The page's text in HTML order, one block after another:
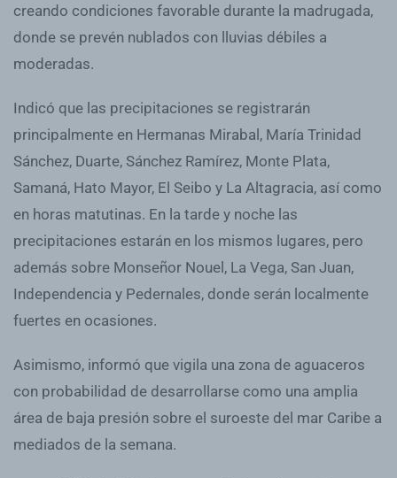
creando condiciones favorable durante la madrugada,
donde se prevén nublados con lluvias débiles a
moderadas.
Indicó que las precipitaciones se registrarán
principalmente en Hermanas Mirabal, María Trinidad
Sánchez, Duarte, Sánchez Ramírez, Monte Plata,
Samaná, Hato Mayor, El Seibo y La Altagracia, así como
en horas matutinas. En la tarde y noche las
precipitaciones estarán en los mismos lugares, pero
además sobre Monseñor Nouel, La Vega, San Juan,
Independencia y Pedernales, donde serán localmente
fuertes en ocasiones.
Asimismo, informó que vigila una zona de aguaceros
con probabilidad de desarrollarse como una amplia
área de baja presión sobre el suroeste del mar Caribe a
mediados de la semana.